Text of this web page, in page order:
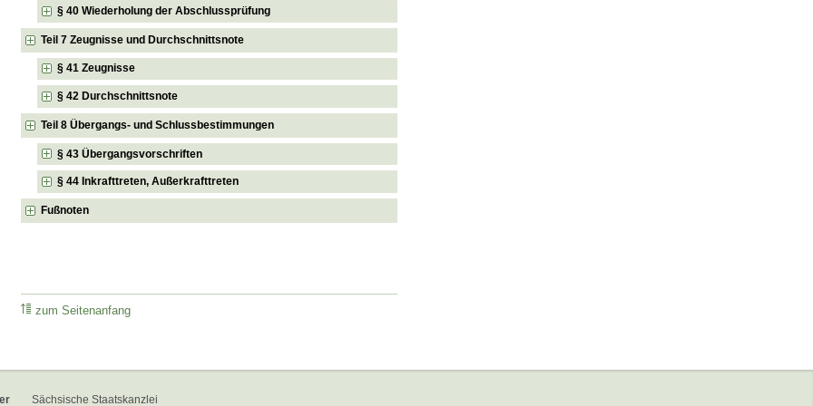
§ 40 Wiederholung der Abschlussprüfung
Teil 7 Zeugnisse und Durchschnittsnote
§ 41 Zeugnisse
§ 42 Durchschnittsnote
Teil 8 Übergangs- und Schlussbestimmungen
§ 43 Übergangsvorschriften
§ 44 Inkrafttreten, Außerkrafttreten
Fußnoten
zum Seitenanfang
Sächsische Staatskanzlei